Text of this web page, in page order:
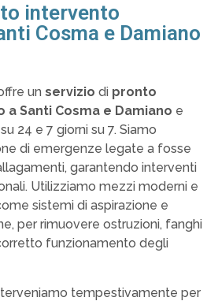
intervento
Cosma e Damiano
un servizio di pronto
Santi Cosma e Damiano e
24 e 7 giorni su 7. Siamo
di emergenze legate a fosse
garantendo interventi
Utilizziamo mezzi moderni e
sistemi di aspirazione e
per rimuovere ostruzioni, fanghi
funzionamento degli
tempestivamente per